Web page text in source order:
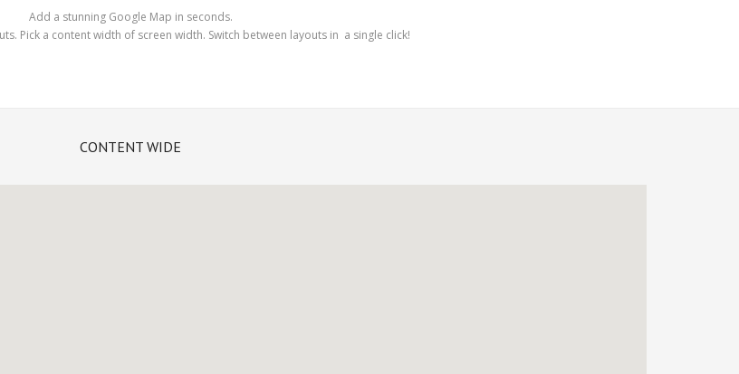
Add a stunning Google Map in seconds.
Pick a content width of screen width. Switch between layouts in a single click!
CONTENT WIDE